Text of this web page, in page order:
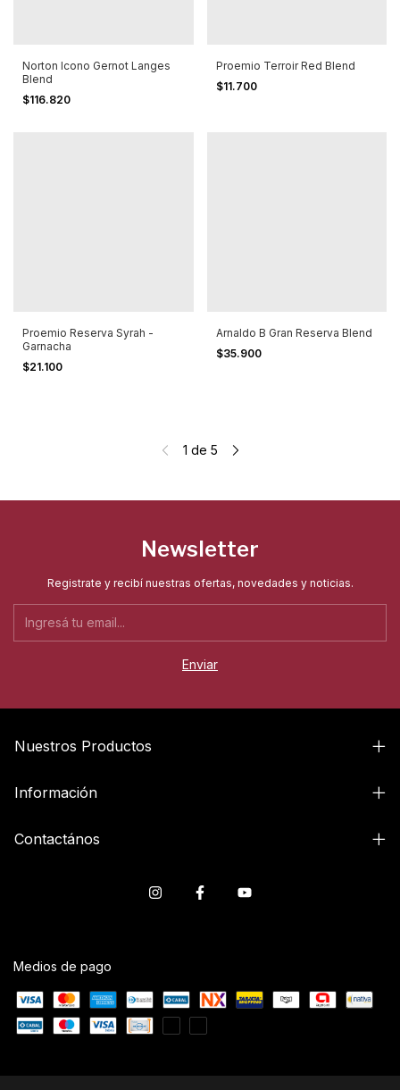
Norton Icono Gernot Langes
Blend
$116.820
Proemio Terroir Red Blend
$11.700
Proemio Reserva Syrah -
Garnacha
$21.100
Arnaldo B Gran Reserva Blend
$35.900
1 de 5
Newsletter
Registrate y recibí nuestras ofertas, novedades y noticias.
Nuestros Productos
Información
Contactános
Medios de pago